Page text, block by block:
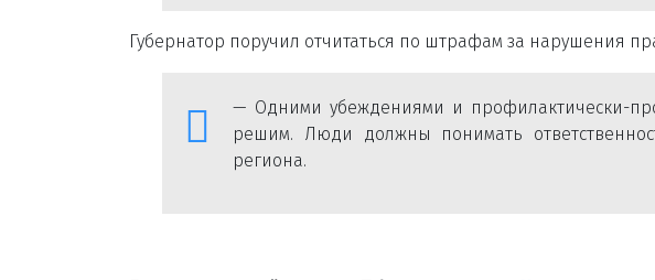
Губернатор поручил отчитаться по штрафам за нарушения
— Одними убеждениями и профилактически-
решим. Люди должны понимать
региона.